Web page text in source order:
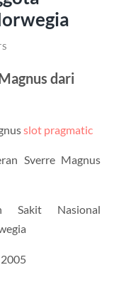
dari
slot pragmatic
Sverre Magnus
Sakit Nasional